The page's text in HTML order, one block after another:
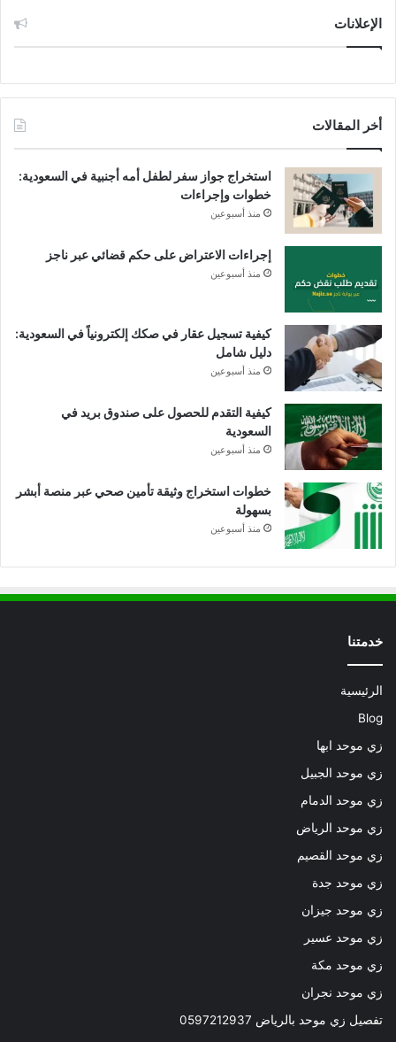
الإعلانات
أخر المقالات
استخراج جواز سفر لطفل أمه أجنبية في السعودية:
خطوات وإجراءات
منذ أسبوعين
إجراءات الاعتراض على حكم قضائي عبر ناجز
منذ أسبوعين
كيفية تسجيل عقار في صكك إلكترونياً في السعودية:
دليل شامل
منذ أسبوعين
كيفية التقدم للحصول على صندوق بريد في
السعودية
منذ أسبوعين
خطوات استخراج وثيقة تأمين صحي عبر منصة أبشر
بسهولة
منذ أسبوعين
خدمتنا
الرئيسية
Blog
زي موحد ابها
زي موحد الجبيل
زي موحد الدمام
زي موحد الرياض
زي موحد القصيم
زي موحد جدة
زي موحد جيزان
زي موحد عسير
زي موحد مكة
زي موحد نجران
تفصيل زي موحد بالرياض 0597212937